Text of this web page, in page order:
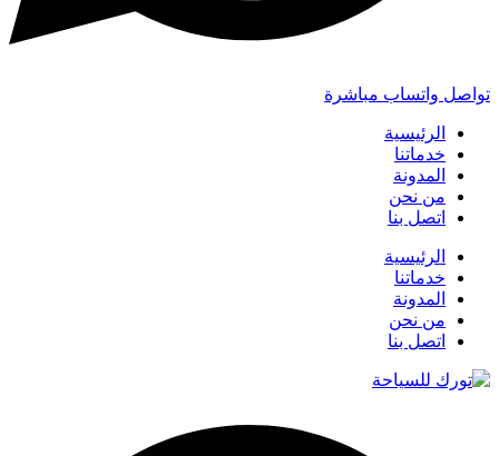
تواصل واتساب مباشرة
الرئيسية
خدماتنا
المدونة
من نحن
اتصل بنا
الرئيسية
خدماتنا
المدونة
من نحن
اتصل بنا